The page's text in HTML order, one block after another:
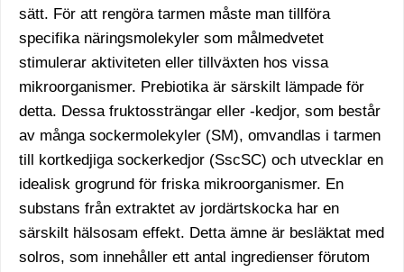
sätt. För att rengöra tarmen måste man tillföra
specifika näringsmolekyler som målmedvetet
stimulerar aktiviteten eller tillväxten hos vissa
mikroorganismer. Prebiotika är särskilt lämpade för
detta. Dessa fruktossträngar eller -kedjor, som består
av många sockermolekyler (SM), omvandlas i tarmen
till kortkedjiga sockerkedjor (SscSC) och utvecklar en
idealisk grogrund för friska mikroorganismer. En
substans från extraktet av jordärtskocka har en
särskilt hälsosam effekt. Detta ämne är besläktat med
solros, som innehåller ett antal ingredienser förutom